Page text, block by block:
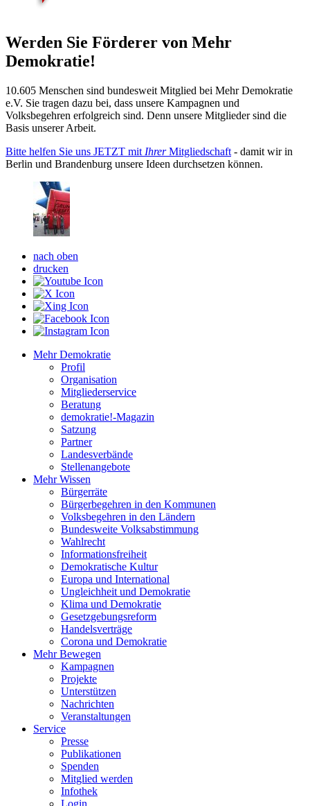
Werden Sie Förderer von Mehr
Demokratie!
10.605 Menschen sind bundesweit Mitglied bei Mehr Demokratie
e.V. Sie tragen dazu bei, dass unsere Kampagnen und
Volksbegehren erfolgreich sind. Denn unsere Mitglieder sind die
Basis unserer Arbeit.
Bitte helfen Sie uns JETZT mit IhrerMitgliedschaft - damit wir in
Berlin und Brandenburg unsere Ideen durchsetzen können.
nach oben
drucken
Mehr Demokratie
Profil
Organisation
Mitgliederservice
Beratung
demokratie!-Magazin
Satzung
Partner
Landesverbände
Stellenangebote
Mehr Wissen
Bürgerräte
Bürgerbegehren in den Kommunen
Volksbegehren in den Ländern
Bundesweite Volksabstimmung
Wahlrecht
Informationsfreiheit
Demokratische Kultur
Europa und International
Ungleichheit und Demokratie
Klima und Demokratie
Gesetzgebungsreform
Handelsverträge
Corona und Demokratie
Mehr Bewegen
Kampagnen
Projekte
Unterstützen
Nachrichten
Veranstaltungen
Service
Presse
Publikationen
Spenden
Mitglied werden
Infothek
Login